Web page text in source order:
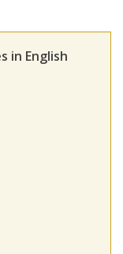
in English